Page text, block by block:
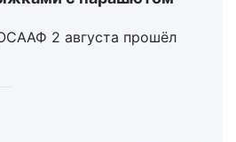
2 августа прошёл